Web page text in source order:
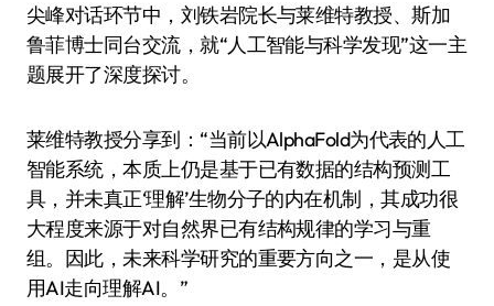
尖峰对话环节中，刘铁岩院长与莱维特教授、斯加
鲁菲博士同台交流，就“人工智能与科学发现”这一主
题展开了深度探讨。
莱维特教授分享到：“当前以AlphaFold为代表的人工
智能系统，本质上仍是基于已有数据的结构预测工
具，并未真正‘理解’生物分子的内在机制，其成功很
大程度来源于对自然界已有结构规律的学习与重
组。因此，未来科学研究的重要方向之一，是从使
用AI走向理解AI。”